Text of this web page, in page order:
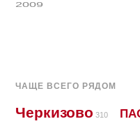
2009
ЧАЩЕ ВСЕГО РЯДОМ
Черкизово 310